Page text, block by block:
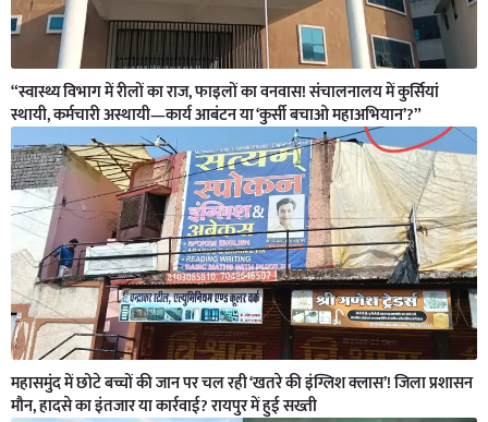
“स्वास्थ्य विभाग में रीलों का राज, फाइलों का वनवास! संचालनालय में कुर्सियां
स्थायी, कर्मचारी अस्थायी—कार्य आबंटन या ‘कुर्सी बचाओ महाअभियान’?”
महासमुंद में छोटे बच्चों की जान पर चल रही ‘खतरे की इंग्लिश क्लास’! जिला प्रशासन
मौन, हादसे का इंतजार या कार्रवाई? रायपुर में हुई सख्ती